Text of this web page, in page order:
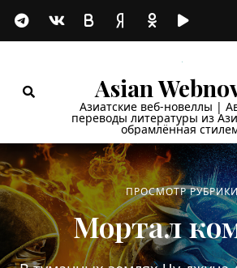
Asian
Азиатские веб-новеллы |
переводы литературы из
обрамлённая
ПРОСМОТР
Мортал